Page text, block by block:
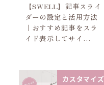
【SWELL】記事スライ
ダーの設定と活用方法
｜おすすめ記事をスラ
イド表示してサイ…
カスタマイズ